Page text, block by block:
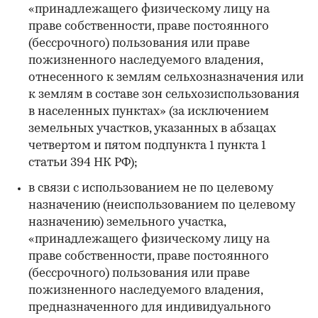
«принадлежащего физическому лицу на
праве собственности, праве постоянного
(бессрочного) пользования или праве
пожизненного наследуемого владения,
отнесенного к землям сельхозназначения или
к землям в составе зон сельхозиспользования
в населенных пунктах» (за исключением
земельных участков, указанных в абзацах
четвертом и пятом подпункта 1 пункта 1
статьи 394 НК РФ);
в связи с использованием не по целевому
назначению (неиспользованием по целевому
назначению) земельного участка,
«принадлежащего физическому лицу на
праве собственности, праве постоянного
(бессрочного) пользования или праве
пожизненного наследуемого владения,
предназначенного для индивидуального